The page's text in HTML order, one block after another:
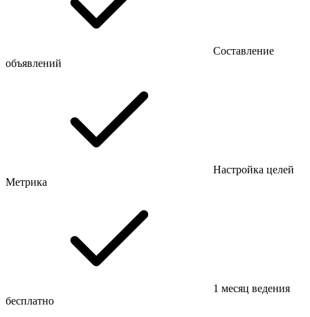
Составление
объявлений
Настройка целей
Метрика
1 месяц ведения
бесплатно